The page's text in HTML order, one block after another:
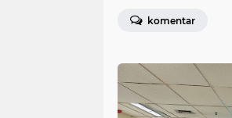
komentar